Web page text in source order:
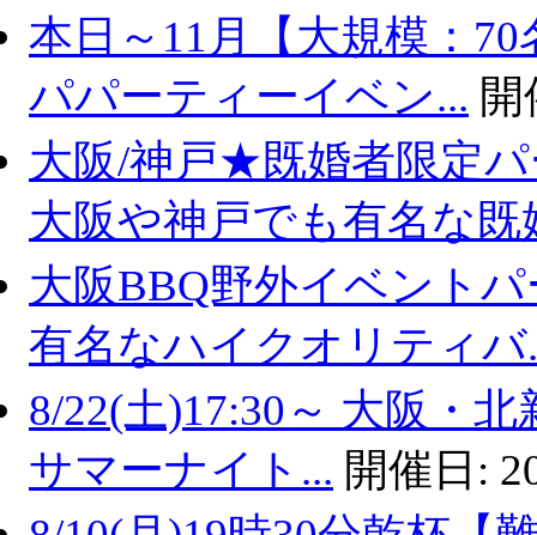
本日～11月【大規模：
パパーティーイベン...
大阪/神戸★既婚者限定
大阪や神戸でも有名な既
大阪BBQ野外イベント
有名なハイクオリティバ
8/22(土)17:30～ 大阪・
サマーナイト... 開催日: